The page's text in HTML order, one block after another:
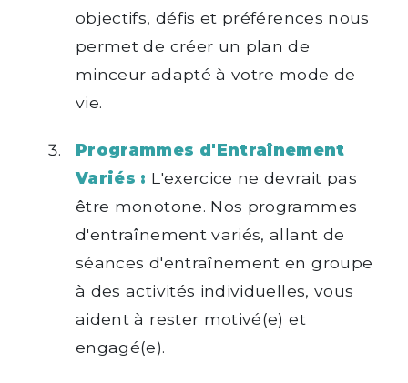
objectifs, défis et préférences nous
permet de créer un plan de
minceur adapté à votre mode de
vie.
Programmes d'Entraînement
Variés : L'exercice ne devrait pas
être monotone. Nos programmes
d'entraînement variés, allant de
séances d'entraînement en groupe
à des activités individuelles, vous
aident à rester motivé(e) et
engagé(e).